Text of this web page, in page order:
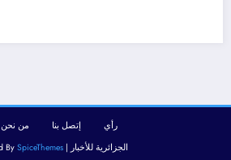
رأي إتصل بنا
من نحن
الجزائرية للأخبار | Powered BySpiceThemes